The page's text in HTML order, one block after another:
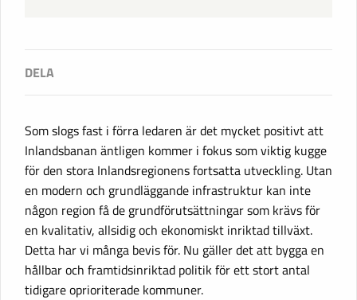
Som slogs fast i förra ledaren är det mycket positivt att
Inlandsbanan äntligen kommer i fokus som viktig kugge
för den stora Inlandsregionens fortsatta utveckling. Utan
en modern och grundläggande infrastruktur kan inte
någon region få de grundförutsättningar som krävs för
en kvalitativ, allsidig och ekonomiskt inriktad tillväxt.
Detta har vi många bevis för. Nu gäller det att bygga en
hållbar och framtidsinriktad politik för ett stort antal
tidigare oprioriterade kommuner.